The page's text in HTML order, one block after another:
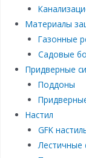
Материалы
Газонные
Садовые
Придверные
Поддоны
Настил
GFK
Лестичные